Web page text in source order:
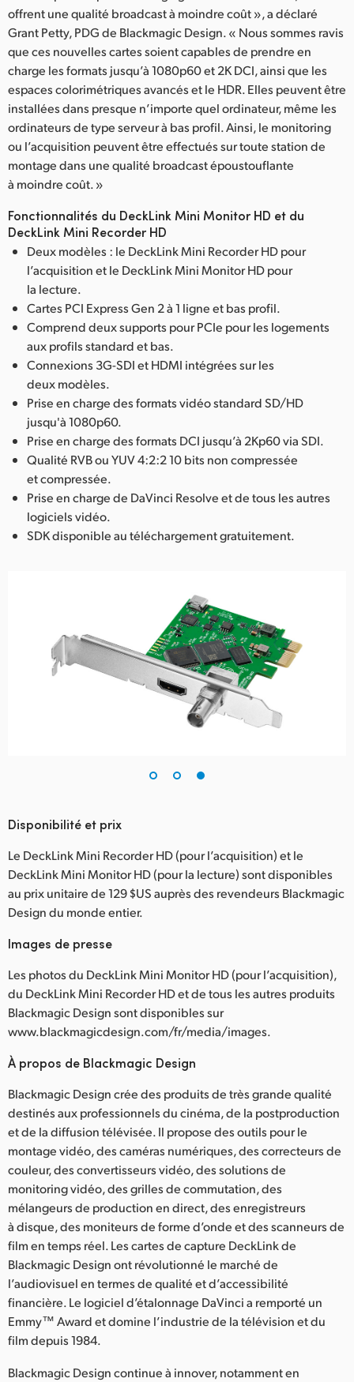
offrent une qualité broadcast à moindre coût », a déclaré
Grant Petty, PDG de Blackmagic Design. « Nous sommes ravis
que ces nouvelles cartes soient capables de prendre en
charge les formats jusqu’à 1080p60 et 2K DCI, ainsi que les
espaces colorimétriques avancés et le HDR. Elles peuvent être
installées dans presque n’importe quel ordinateur, même les
ordinateurs de type serveur à bas profil. Ainsi, le monitoring
ou l’acquisition peuvent être effectués sur toute station de
montage dans une qualité broadcast époustouflante
à moindre coût. »
Fonctionnalités du DeckLink Mini Monitor HD et du
DeckLink Mini Recorder HD
Deux modèles : le DeckLink Mini Recorder HD pour
l’acquisition et le DeckLink Mini Monitor HD pour
la lecture.
Cartes PCI Express Gen 2 à 1 ligne et bas profil.
Comprend deux supports pour PCIe pour les logements
aux profils standard et bas.
Connexions 3G-SDI et HDMI intégrées sur les
deux modèles.
Prise en charge des formats vidéo standard SD/HD
jusqu'à 1080p60.
Prise en charge des formats DCI jusqu’à 2Kp60 via SDI.
Qualité RVB ou YUV 4:2:2 10 bits non compressée
et compressée.
Prise en charge de DaVinci Resolve et de tous les autres
logiciels vidéo.
SDK disponible au téléchargement gratuitement.
Disponibilité et prix
Le DeckLink Mini Recorder HD (pour l’acquisition) et le
DeckLink Mini Monitor HD (pour la lecture) sont disponibles
au prix unitaire de 129 $US auprès des revendeurs Blackmagic
Design du monde entier.
Images de presse
Les photos du DeckLink Mini Monitor HD (pour l’acquisition),
du DeckLink Mini Recorder HD et de tous les autres produits
Blackmagic Design sont disponibles sur
www.blackmagicdesign.com/fr/media/images.
À propos de Blackmagic Design
Blackmagic Design crée des produits de très grande qualité
destinés aux professionnels du cinéma, de la postproduction
et de la diffusion télévisée. Il propose des outils pour le
montage vidéo, des caméras numériques, des correcteurs de
couleur, des convertisseurs vidéo, des solutions de
monitoring vidéo, des grilles de commutation, des
mélangeurs de production en direct, des enregistreurs
à disque, des moniteurs de forme d’onde et des scanneurs de
film en temps réel. Les cartes de capture DeckLink de
Blackmagic Design ont révolutionné le marché de
l’audiovisuel en termes de qualité et d’accessibilité
financière. Le logiciel d’étalonnage DaVinci a remporté un
Emmy™ Award et domine l’industrie de la télévision et du
film depuis 1984.
Blackmagic Design continue à innover, notamment en